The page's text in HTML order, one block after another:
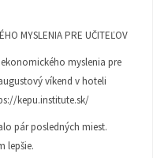
MYSLENIA PRE UČITEĽOV
myslenia pre
víkend v hoteli
kepu.institute.sk/
pár posledných miest.
lepšie.